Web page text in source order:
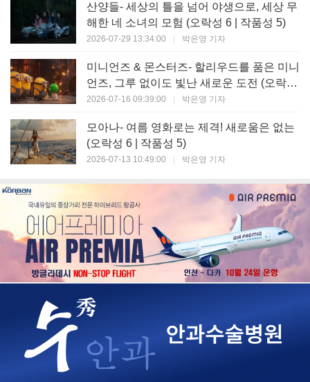
산양들- 세상의 틀을 넘어 야생으로, 세상 무
해한 네 소녀의 모험 (오락성 6 | 작품성 5)
2026-07-29 13:34:00 박은영 기자
미니언즈 & 몬스터즈- 할리우드를 품은 미니
언즈, 그루 없이도 빛난 새로운 도전 (오락성
7 | 작품성 6)
2026-07-16 09:39:00 박은영 기자
모아나- 여름 영화로는 제격! 새로움은 없는
(오락성 6 | 작품성 5)
2026-07-13 10:49:00 박은영 기자